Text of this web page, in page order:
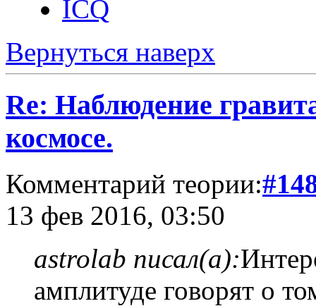
ICQ
Вернуться наверх
Re: Наблюдение
космосе.
Комментарий теории:
13 фев 2016, 03:50
astrolab писал(а):
амплитуде говорят о